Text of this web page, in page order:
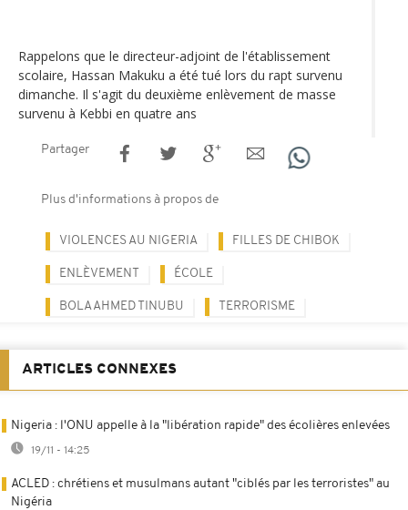
Rappelons que le directeur-adjoint de l'établissement
scolaire, Hassan Makuku a été tué lors du rapt survenu
dimanche. Il s'agit du deuxième enlèvement de masse
survenu à Kebbi en quatre ans
Partager
Plus d'informations à propos de
VIOLENCES AU NIGERIA FILLES DE CHIBOK
ENLÈVEMENT ÉCOLE
BOLA AHMED TINUBU TERRORISME
ARTICLES CONNEXES
Nigeria : l'ONU appelle à la "libération rapide" des écolières enlevées
19/11 - 14:25
ACLED : chrétiens et musulmans autant "ciblés par les terroristes" au
Nigéria